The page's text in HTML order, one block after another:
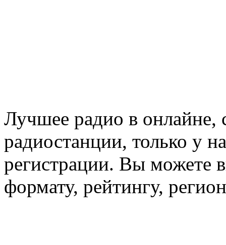
Лучшее радио в онлайне,
радиостанции, только у
регистрации. Вы можете
формату, рейтингу,